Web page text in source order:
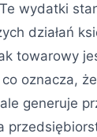
wydatki
działań
towarowy
oznacza,
generuje